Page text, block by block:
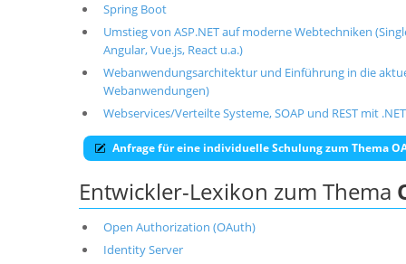
Spring Boot
Umstieg von ASP.NET auf moderne Webtechniken
Angular, Vue.js, React u.a.)
Webanwendungsarchitektur und Einführung in die
Webanwendungen)
Webservices/Verteilte Systeme, SOAP und REST mit
Anfrage für eine individuelle Schulung zum Thema
Entwickler-Lexikon zum Thema
Open Authorization (OAuth)
Identity Server